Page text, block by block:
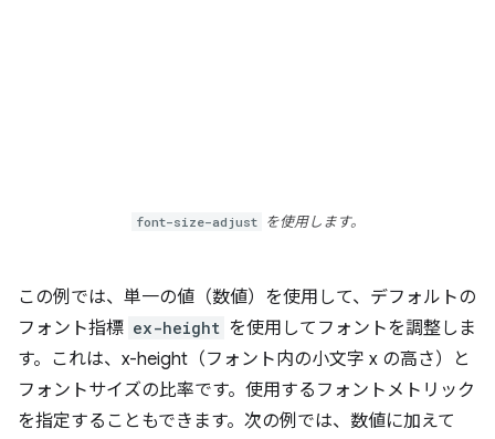
font-size-adjust を使用します。
この例では、単一の値（数値）を使用して、デフォルトの
フォント指標 ex-height を使用してフォントを調整しま
す。これは、x-height（フォント内の小文字 x の高さ）と
フォントサイズの比率です。使用するフォントメトリック
を指定することもできます。次の例では、数値に加えて